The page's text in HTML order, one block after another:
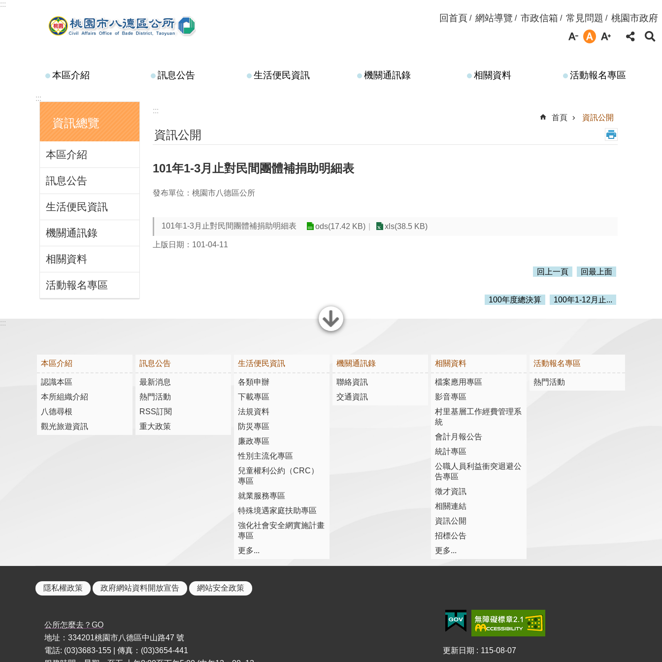
跳到主要內容區塊
:::
回首頁 網站導覽 市政信箱 常見問題 桃園市政府
本區介紹 訊息公告 生活便民資訊 機關通訊錄 相關資料 活動報名專區
:::
資訊總覽
本區介紹
訊息公告
生活便民資訊
機關通訊錄
相關資料
活動報名專區
:::
首頁
資訊公開
資訊公開
101年1-3月止對民間團體補捐助明細表
發布單位：桃園市八德區公所
101年1-3月止對民間團體補捐助明細表 ods(17.42 KB) xls(38.5 KB)
上版日期：101-04-11
回上一頁 回最上面
100年度總決算 100年1-12月止...
關閉
:::
本區介紹
認識本區
本所組織介紹
八德尋根
觀光旅遊資訊
訊息公告
最新消息
熱門活動
RSS訂閱
重大政策
生活便民資訊
各類申辦
下載專區
法規資料
防災專區
廉政專區
性別主流化專區
兒童權利公約（CRC）
專區
就業服務專區
特殊境遇家庭扶助專區
強化社會安全網實施計畫
專區
更多...
機關通訊錄
聯絡資訊
交通資訊
相關資料
檔案應用專區
影音專區
村里基層工作經費管理系
統
會計月報公告
統計專區
公職人員利益衝突迴避公
告專區
徵才資訊
相關連結
資訊公開
招標公告
更多...
活動報名專區
熱門活動
隱私權政策 政府網站資料開放宣告 網站安全政策
公所怎麼去？GO
地址：334201桃園市八德區中山路47 號
電話: (03)3683-155 | 傳真：(03)3654-441
更新日期 115-08-07